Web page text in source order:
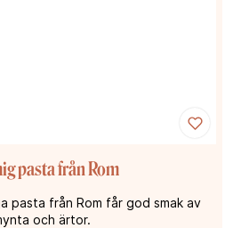
pasta från Rom
pasta från Rom får god smak av
och ärtor.